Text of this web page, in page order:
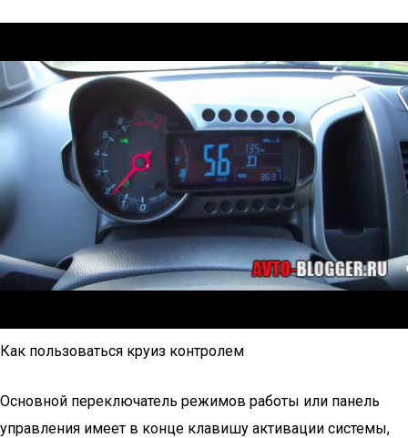
Как пользоваться круиз контролем
Основной переключатель режимов работы или панель
управления имеет в конце клавишу активации системы,